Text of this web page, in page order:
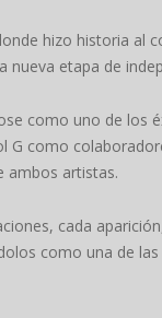
hizo historia al
etapa de
como uno de los
como
ambos artistas.
cada
como una de